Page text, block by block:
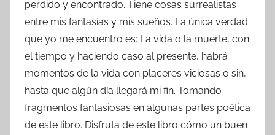
perdido y encontrado. Tiene cosas surrealistas
entre mis fantasías y mis sueños. La única verdad
que yo me encuentro es: La vida o la muerte, con
el tiempo y haciendo caso al presente, habrá
momentos de la vida con placeres viciosas o sin,
hasta que algún día llegará mi fin. Tomando
fragmentos fantasiosas en algunas partes poética
de este libro. Disfruta de este libro cómo un buen